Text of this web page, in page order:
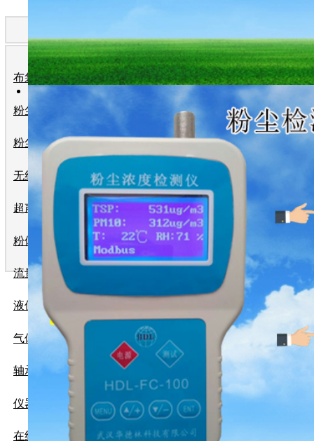
在线式粒子计数
HDL-JSLZ-G
布袋检漏仪
粉尘检测仪
粉尘浓度仪
无线远传系统
超声波流量计
粉体流量计
流量计
液位计
气体检测仪
轴承测温及跑偏控制系统
仪器仪表
在线式粒子计数器